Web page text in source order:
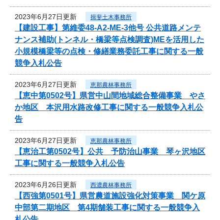
2023年6月27日更新 揖斐土木事務所
【建設工事】第維委48-A2-ME-3他号 公共道路メンテ
ナンス補助(トンネル・橋梁等点検調査)MEを活用した
小規模橋梁等の点検・修繕業務委託工事に関する一般
競争入札公告
2023年6月27日更新 恵那農林事務所
【恵中第0502号】県営中山間地域総合整備事業 やさ
か地区 本沢用水路改修工事に関する一般競争入札公
告
2023年6月27日更新 恵那農林事務所
【恵治工第0502号】公共 予防治山事業 琴ヶ沢地区
工事に関する一般競争入札公告
2023年6月26日更新 西濃農林事務所
【西強第0501号】県営農道施設強化対策事業 関ケ原
中部第二期地区 第4期舗装工事に関する一般競争入